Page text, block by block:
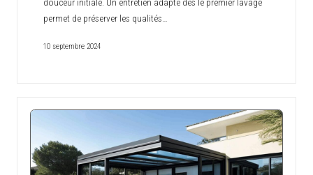
permet de préserver les qualités…
10 septembre 2024